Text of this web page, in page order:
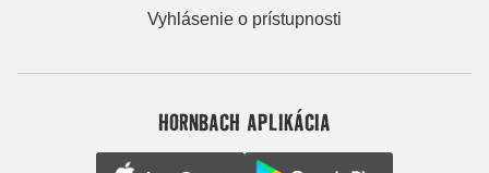
Vyhlásenie o prístupnosti
HORNBACH APLIKÁCIA